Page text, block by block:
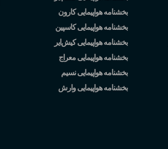
بخشنامه هواپیمایی کارون
بخشنامه هواپیمایی کاسپین
بخشنامه هواپیمایی کیشایر
بخشنامه هواپیمایی معراج
بخشنامه هواپیمایی نسیم
بخشنامه هواپیمایی وارش